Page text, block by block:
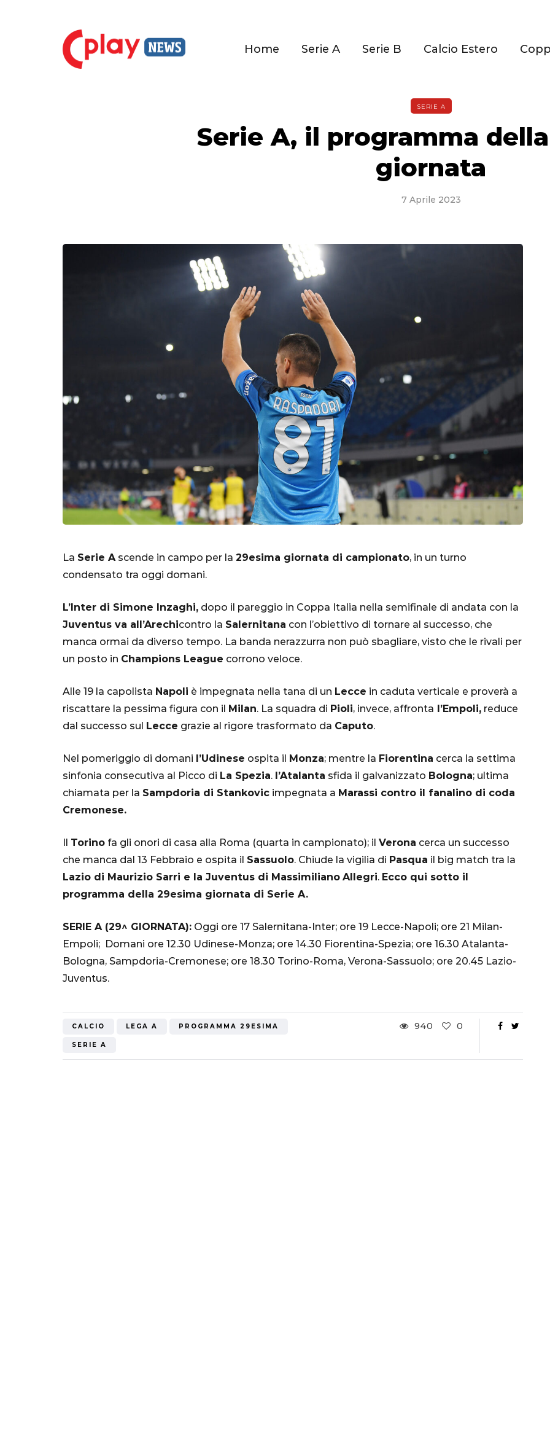
Home Serie A Serie B Calcio Estero
SERIE A
Serie A, il programma
giornata
7 Aprile 2023
La Serie A scende in campo per la 29esima giornata di campionato, in un turno
condensato tra oggi domani.
L’Inter di Simone Inzaghi, dopo il pareggio in Coppa Italia nella semifinale di andata con la
Juventus va all’Arechicontro la Salernitana con l’obiettivo di tornare al successo, che
manca ormai da diverso tempo. La banda nerazzurra non può sbagliare, visto che le rivali per
un posto in Champions League corrono veloce.
Alle 19 la capolista Napoli è impegnata nella tana di un Lecce in caduta verticale e proverà a
riscattare la pessima figura con il Milan. La squadra di Pioli, invece, affronta l’Empoli, reduce
dal successo sul Lecce grazie al rigore trasformato da Caputo.
Nel pomeriggio di domani l’Udinese ospita il Monza; mentre la Fiorentina cerca la settima
sinfonia consecutiva al Picco di La Spezia. l’Atalanta sfida il galvanizzato Bologna; ultima
chiamata per la Sampdoria di Stankovic impegnata a Marassi contro il fanalino di coda
Cremonese.
Il Torino fa gli onori di casa alla Roma (quarta in campionato); il Verona cerca un successo
che manca dal 13 Febbraio e ospita il Sassuolo. Chiude la vigilia di Pasqua il big match tra la
Lazio di Maurizio Sarri e la Juventus di Massimiliano Allegri. Ecco qui sotto il
programma della 29esima giornata di Serie A.
SERIE A (29^ GIORNATA): Oggi ore 17 Salernitana-Inter; ore 19 Lecce-Napoli; ore 21 Milan-
Empoli; Domani ore 12.30 Udinese-Monza; ore 14.30 Fiorentina-Spezia; ore 16.30 Atalanta-
Bologna, Sampdoria-Cremonese; ore 18.30 Torino-Roma, Verona-Sassuolo; ore 20.45 Lazio-
Juventus.
CALCIO LEGA A PROGRAMMA 29ESIMA
SERIE A
940 0
SERIE A
Lautaro Martinez,
parla l'agente:
"Bayern? Pensa
Mondiale"
5 Ottobre 2022
Ottavi di Finale
1 Dicembre 2022